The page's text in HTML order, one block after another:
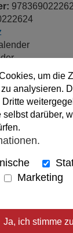
01.08.2026
Deutschland
um die
analysieren.
selbst darüber,
Marketing
Ja, ich stimme zu